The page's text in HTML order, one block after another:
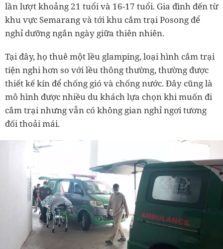
lần lượt khoảng 21 tuổi và 16-17 tuổi. Gia đình đến từ
khu vực Semarang và tới khu cắm trại Posong để
nghỉ dưỡng ngắn ngày giữa thiên nhiên.
Tại đây, họ thuê một lều glamping, loại hình cắm trại
tiện nghi hơn so với lều thông thường, thường được
thiết kế kín để chống gió và chống nước. Đây cũng là
mô hình được nhiều du khách lựa chọn khi muốn đi
cắm trại nhưng vẫn có không gian nghỉ ngơi tương
đối thoải mái.